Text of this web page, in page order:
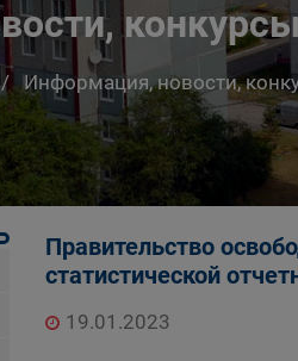
Информация, новости,
Правительство
статистической
19.01.2023